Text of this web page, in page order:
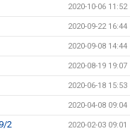
2020-10-06 11:52
2020-09-22 16:44
2020-09-08 14:44
2020-08-19 19:07
2020-06-18 15:53
2020-04-08 09:04
2 2020-02-03 09:01